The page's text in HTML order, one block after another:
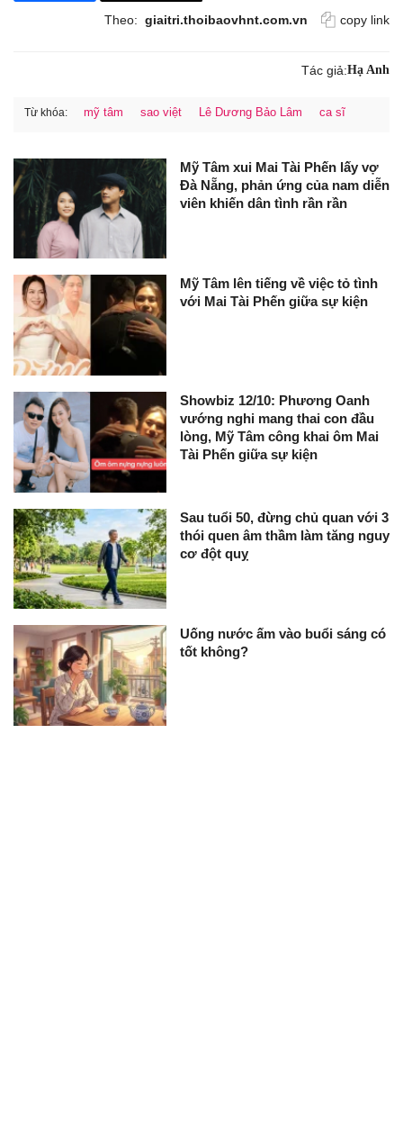
Theo: giaitri.thoibaovhnt.com.vn copy link
Tác giả:Hạ Anh
Từ khóa: mỹ tâm sao việt Lê Dương Bảo Lâm ca sĩ
Mỹ Tâm xui Mai Tài Phến lấy vợ
Đà Nẵng, phản ứng của nam diễn
viên khiến dân tình rần rần
Mỹ Tâm lên tiếng về việc tỏ tình
với Mai Tài Phến giữa sự kiện
Showbiz 12/10: Phương Oanh
vướng nghi mang thai con đầu
lòng, Mỹ Tâm công khai ôm Mai
Tài Phến giữa sự kiện
Sau tuổi 50, đừng chủ quan với 3
thói quen âm thầm làm tăng nguy
cơ đột quỵ
Uống nước ấm vào buổi sáng có
tốt không?